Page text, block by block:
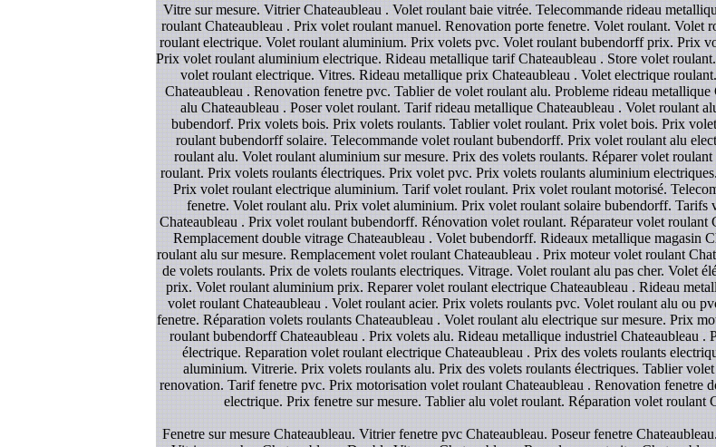
Vitre sur mesure. Vitrier Chateaubleau . Volet roulant baie vitrée. Telecommande rideau
roulant Chateaubleau . Prix volet roulant manuel. Renovation porte fenetre. Volet roulant.
roulant electrique. Volet roulant aluminium. Prix volets pvc. Volet roulant bubendorff prix. Prix
Prix volet roulant aluminium electrique. Rideau metallique tarif Chateaubleau . Store volet
volet roulant electrique. Vitres. Rideau metallique prix Chateaubleau . Volet electrique
Chateaubleau . Renovation fenetre pvc. Tablier de volet roulant alu. Probleme rideau
alu Chateaubleau . Poser volet roulant. Tarif rideau metallique Chateaubleau . Volet roulant
bubendorf. Prix volets bois. Prix volets roulants. Tablier volet roulant. Prix volet bois. Prix
roulant bubendorff solaire. Telecommande volet roulant bubendorff. Prix volet roulant alu
roulant alu. Volet roulant aluminium sur mesure. Prix des volets roulants. Réparer volet
roulant. Prix volets roulants électriques. Prix volet pvc. Prix volets roulants aluminium
Prix volet roulant electrique aluminium. Tarif volet roulant. Prix volet roulant motorisé.
fenetre. Volet roulant alu. Prix volet aluminium. Prix volet roulant solaire bubendorff. Tarifs
Chateaubleau . Prix volet roulant bubendorff. Rénovation volet roulant. Réparateur volet
Remplacement double vitrage Chateaubleau . Volet bubendorff. Rideaux metallique magasin
roulant alu sur mesure. Remplacement volet roulant Chateaubleau . Prix moteur volet roulant
de volets roulants. Prix de volets roulants electriques. Vitrage. Volet roulant alu pas cher. Volet
prix. Volet roulant aluminium prix. Reparer volet roulant electrique Chateaubleau . Rideau
volet roulant Chateaubleau . Volet roulant acier. Prix volets roulants pvc. Volet roulant alu ou
fenetre. Réparation volets roulants Chateaubleau . Volet roulant alu electrique sur mesure. Prix
roulant bubendorff Chateaubleau . Prix volets alu. Rideau metallique industriel Chateaubleau
électrique. Reparation volet roulant electrique Chateaubleau . Prix des volets roulants
aluminium. Vitrerie. Prix volets roulants alu. Prix des volets roulants électriques. Tablier
renovation. Tarif fenetre pvc. Prix motorisation volet roulant Chateaubleau . Renovation
electrique. Prix fenetre sur mesure. Tablier alu volet roulant. Réparation volet roulant
Fenetre sur mesure Chateaubleau. Vitrier fenetre pvc Chateaubleau. Poseur fenetre